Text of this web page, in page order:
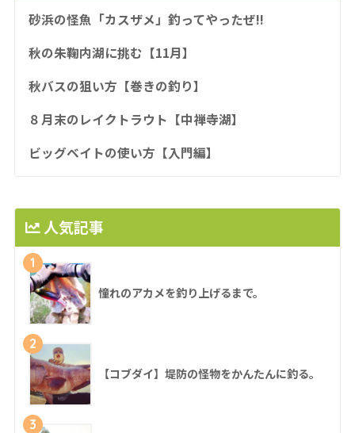
砂浜の怪魚「カスザメ」釣ってやったぜ!!
秋の朱鞠内湖に挑む【11月】
秋バスの狙い方【巻きの釣り】
８月末のレイクトラウト【中禅寺湖】
ビッグベイトの使い方【入門編】
人気記事
1
憧れのアカメを釣り上げるまで。
2
【コブダイ】堤防の怪物をかんたんに釣る。
3